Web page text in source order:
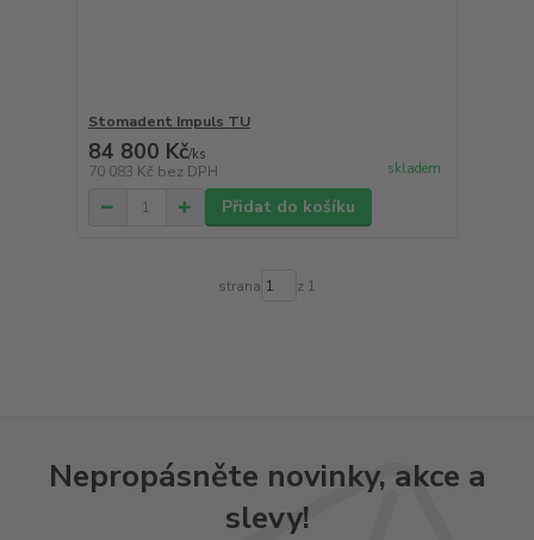
Stomadent Impuls TU
84 800 Kč/ks
70 083 Kč bez DPH skladem
Přidat do košíku
strana z 1
Nepropásněte novinky, akce a
slevy!